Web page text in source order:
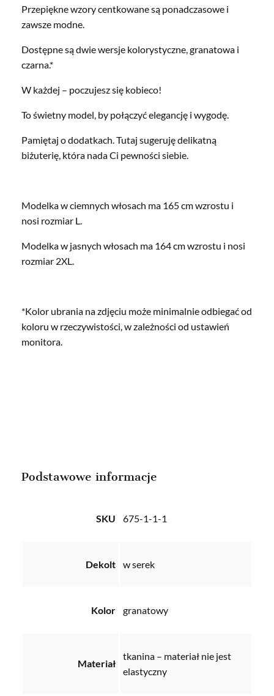
Przepiękne wzory centkowane są ponadczasowe i
zawsze modne.
Dostępne są dwie wersje kolorystyczne, granatowa i
czarna.*
W każdej – poczujesz się kobieco!
To świetny model, by połączyć elegancję i wygodę.
Pamiętaj o dodatkach. Tutaj sugeruję delikatną
biżuterię, która nada Ci pewności siebie.
Modelka w ciemnych włosach ma 165 cm wzrostu i
nosi rozmiar L.
Modelka w jasnych włosach ma 164 cm wzrostu i nosi
rozmiar 2XL.
*Kolor ubrania na zdjęciu może minimalnie odbiegać od
koloru w rzeczywistości, w zależności od ustawień
monitora.
Podstawowe informacje
SKU 675-1-1-1
Dekolt w serek
Kolor granatowy
Materiał
tkanina – materiał nie jest
elastyczny